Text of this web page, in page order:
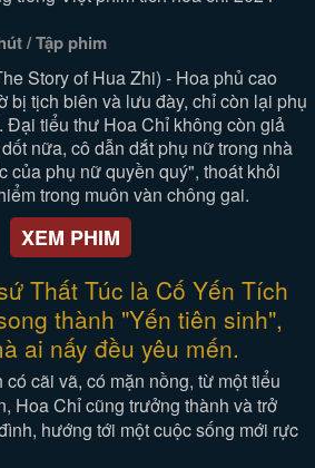
/ Tập phim
Story of Hua Zhi) - Hoa phủ cao
bị tịch biên và lưu đày, chỉ còn lại phụ
Đại tiểu thư Hoa Chỉ không còn giả
nữa, cô dẫn dắt phụ nữ trong nhà
của phụ nữ quyền quý", thoát khỏi
trong muôn vàn chông gai.
XEM PHIM
Thất Túc là Cố Yến Tích
thành "Yến tiên sinh",
ai nấy đều yêu mến.
cãi vã, có mặn nồng, từ một tiểu
Hoa Chỉ cũng trưởng thành và trở
hướng tới một cuộc sống mới rực